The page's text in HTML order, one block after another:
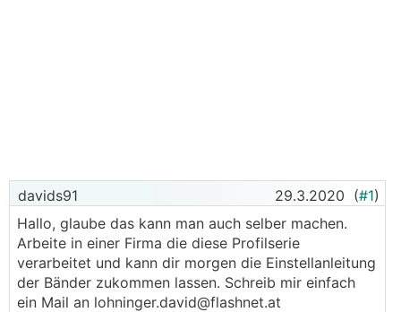
davids91 29.3.2020 (#1)
Hallo, glaube das kann man auch selber machen.
Arbeite in einer Firma die diese Profilserie
verarbeitet und kann dir morgen die Einstellanleitung
der Bänder zukommen lassen. Schreib mir einfach
ein Mail an lohninger.david@flashnet.at